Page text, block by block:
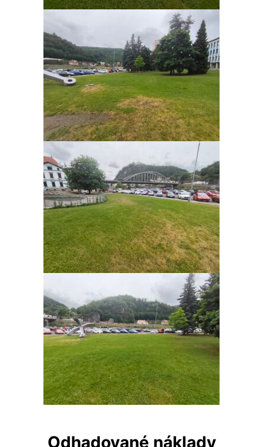
Odhadované náklady